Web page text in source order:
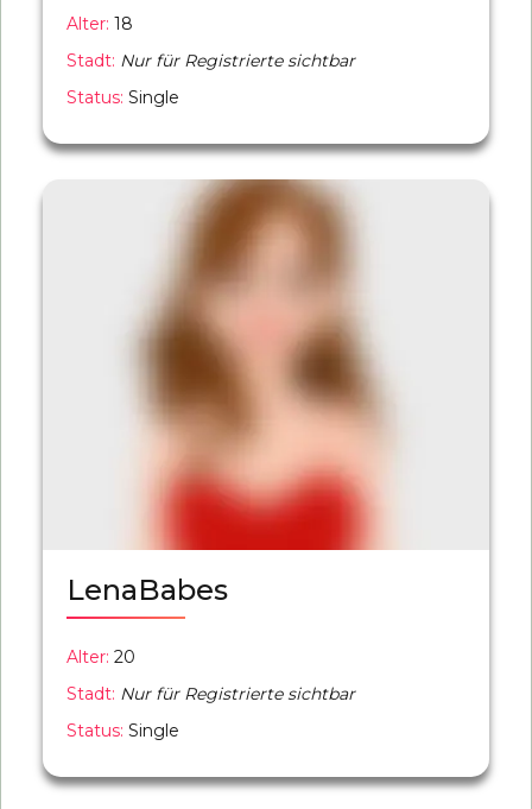
Alter: 18
Stadt: Nur für Registrierte sichtbar
Status: Single
LenaBabes
Alter: 20
Stadt: Nur für Registrierte sichtbar
Status: Single